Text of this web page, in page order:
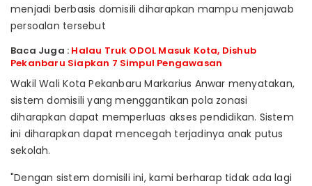
menjadi berbasis domisili diharapkan mampu menjawab
persoalan tersebut
Baca Juga : Halau Truk ODOL Masuk Kota, Dishub
Pekanbaru Siapkan 7 Simpul Pengawasan
Wakil Wali Kota Pekanbaru Markarius Anwar menyatakan,
sistem domisili yang menggantikan pola zonasi
diharapkan dapat memperluas akses pendidikan. Sistem
ini diharapkan dapat mencegah terjadinya anak putus
sekolah.
"Dengan sistem domisili ini, kami berharap tidak ada lagi